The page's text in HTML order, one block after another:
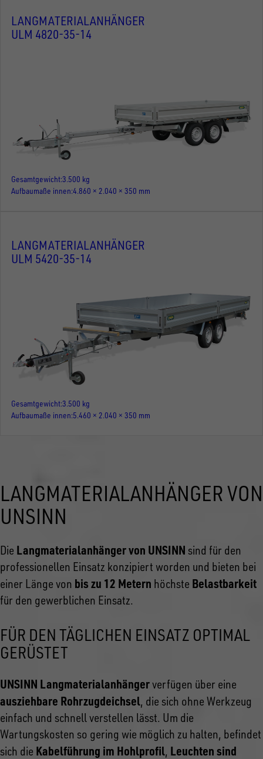
LANGMATERIALANHÄNGER
ULM 4820-35-14
Gesamtgewicht3.500 kg
Aufbaumaße innen 4.860 × 2.040 × 350 mm
LANGMATERIALANHÄNGER
ULM 5420-35-14
Gesamtgewicht3.500 kg
Aufbaumaße innen 5.460 × 2.040 × 350 mm
LANGMATERIALANHÄNGER VON
UNSINN
Die Langmaterialanhänger von UNSINN sind für den
professionellen Einsatz konzipiert worden und bieten bei
einer Länge von bis zu 12 Metern höchste Belastbarkeit
für den gewerblichen Einsatz.
FÜR DEN TÄGLICHEN EINSATZ OPTIMAL
GERÜSTET
UNSINN Langmaterialanhängerverfügen über eine
ausziehbare Rohrzugdeichsel, die sich ohne Werkzeug
einfach und schnell verstellen lässt. Um die
Wartungskosten so gering wie möglich zu halten, befindet
sich die Kabelführung im Hohlprofil, Leuchten sind